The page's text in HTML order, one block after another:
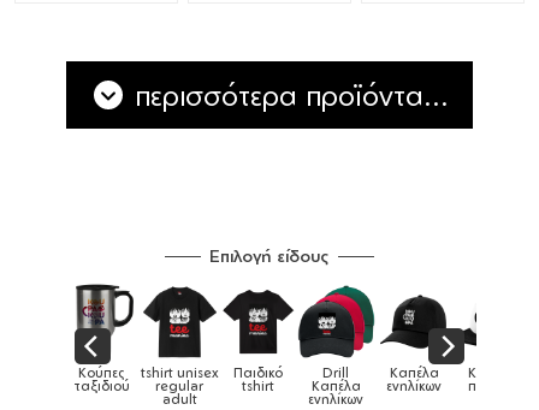
περισσότερα προϊόντα...
Επιλογή είδους
Drill
Καπέλα
ενηλίκων
Καπέλα
ενηλίκων
Καπέλα
παιδικά Κούπες Κούπες
ειδικές